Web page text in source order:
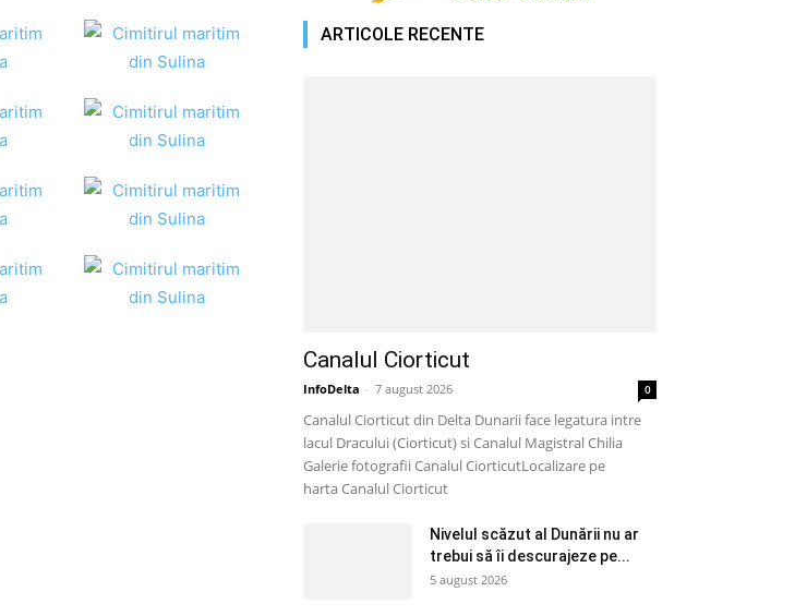
ARTICOLE RECENTE
Canalul Ciorticut
InfoDelta - 7 august 2026 0
Canalul Ciorticut din Delta Dunarii face legatura intre
lacul Dracului (Ciorticut) si Canalul Magistral Chilia
Galerie fotografii Canalul CiorticutLocalizare pe
harta Canalul Ciorticut
Nivelul scăzut al Dunării nu ar
trebui să îi descurajeze pe...
5 august 2026